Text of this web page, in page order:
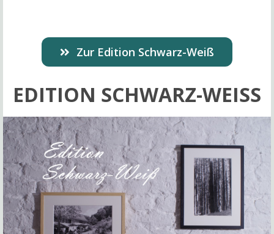
Zur Edition Schwarz-Weiß
EDITION SCHWARZ-WEISS